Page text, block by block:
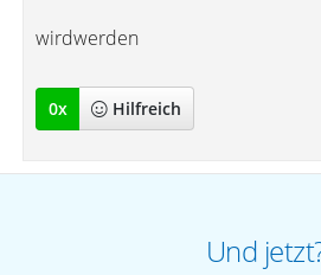
wirdwerden
0x Hilfreich
Und